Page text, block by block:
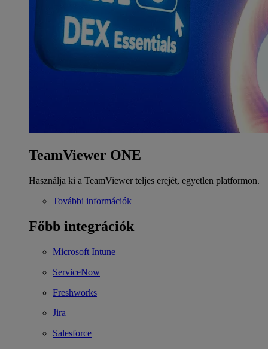
TeamViewer ONE
Használja ki a TeamViewer teljes erejét, egyetlen platformon.
További információk
Főbb integrációk
Microsoft Intune
ServiceNow
Freshworks
Jira
Salesforce